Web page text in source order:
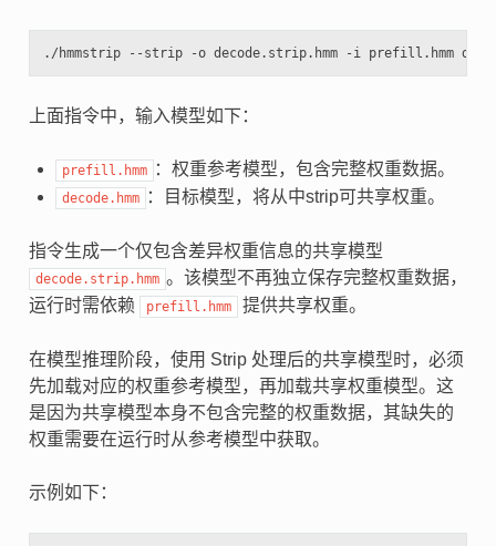
上面指令中，输入模型如下：
prefill.hmm ：权重参考模型，包含完整权重数据。
decode.hmm ：目标模型，将从中strip可共享权重。
指令生成一个仅包含差异权重信息的共享模型
decode.strip.hmm 。该模型不再独立保存完整权重数据，
运行时需依赖
prefill.hmm 提供共享权重。
在模型推理阶段，使用 Strip 处理后的共享模型时，必须
先加载对应的权重参考模型，再加载共享权重模型。这
是因为共享模型本身不包含完整的权重数据，其缺失的
权重需要在运行时从参考模型中获取。
示例如下：